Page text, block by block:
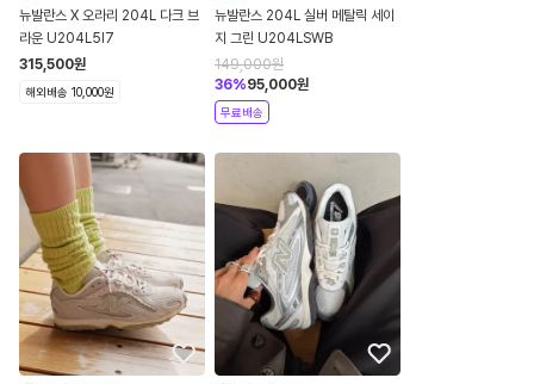
뉴발란스 X 오라리 204L 다크 브
라운 U204L5I7
315,500원
해외배송 10,000원
뉴발란스 204L 실버 메탈릭 세이
지 그린 U204LSWB
149,000원
36%95,000원
무료배송